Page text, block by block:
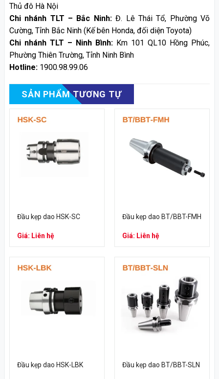
Thủ đô Hà Nội
Chi nhánh TLT – Bắc Ninh:Đ. Lê Thái Tổ, Phường Võ
Cường, Tỉnh Bắc Ninh (Kế bên Honda, đối diện Toyota)
Chi nhánh TLT – Ninh Bình: Km 101 QL10 Hồng Phúc,
Phường Thiên Trường, Tỉnh Ninh Bình
Hotline:1900.98.99.06
SẢN PHẨM TƯƠNG TỰ
Đầu kẹp dao HSK-SC
Giá: Liên hệ
Đầu kẹp dao BT/BBT-FMH
Giá: Liên hệ
Đầu kẹp dao HSK-LBK Đầu kẹp dao BT/BBT-SLN